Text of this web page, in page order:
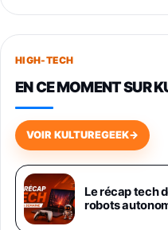
Smartphone
749,99€
648,63€834,71€
Samsung
Android 5G avec
Chargeur
Smartphone
1019€
HIGH-TECH
EN CE MOMENT SUR
VOIR KULTUREGEEK→
Le récap tech
robots